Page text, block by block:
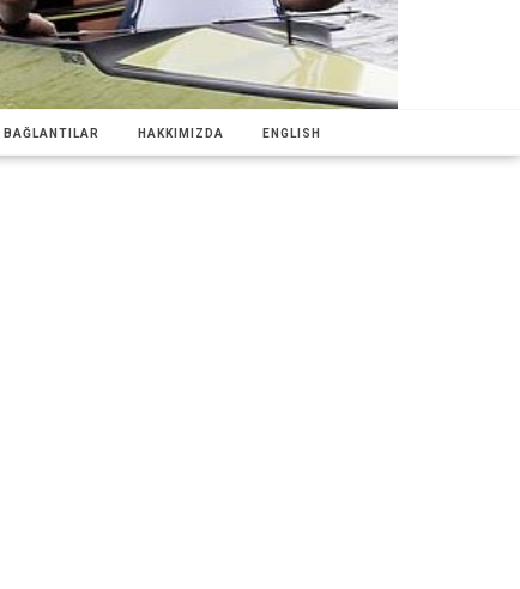
BAĞLANTILAR HAKKIMIZDA ENGLISH